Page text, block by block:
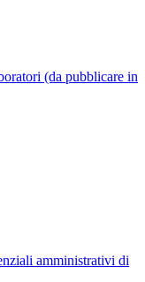
(da pubblicare in
amministrativi di